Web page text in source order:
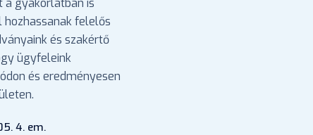
felelős
és szakértő
ügyfeleink
és eredményesen
4. em.